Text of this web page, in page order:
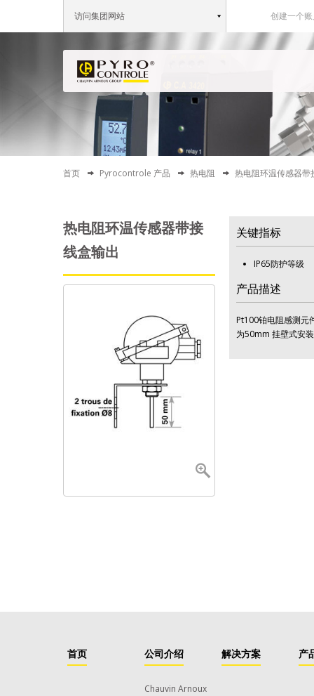
访问集团网站 创建一个
首页 Pyrocontrole 产品 热电阻 热电阻环温传感器带
热电阻环温传感器带接
线盒输出
关键指标
IP65防护等级
产品描述
Pt100铂电阻感测元
为50mm 挂壁式安
首页 公司介绍
Chauvin Arnoux
解决方案 产